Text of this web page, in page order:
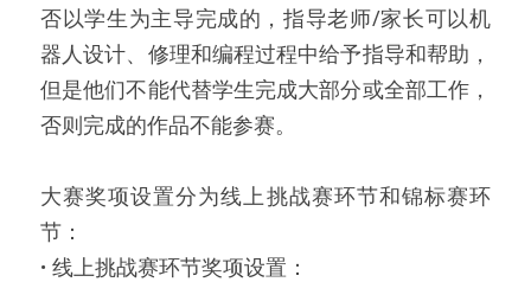
否以学生为主导完成的，指导老师/家长可以机
器人设计、修理和编程过程中给予指导和帮助，
但是他们不能代替学生完成大部分或全部工作，
否则完成的作品不能参赛。
大赛奖项设置分为线上挑战赛环节和锦标赛环
节：
· 线上挑战赛环节奖项设置：